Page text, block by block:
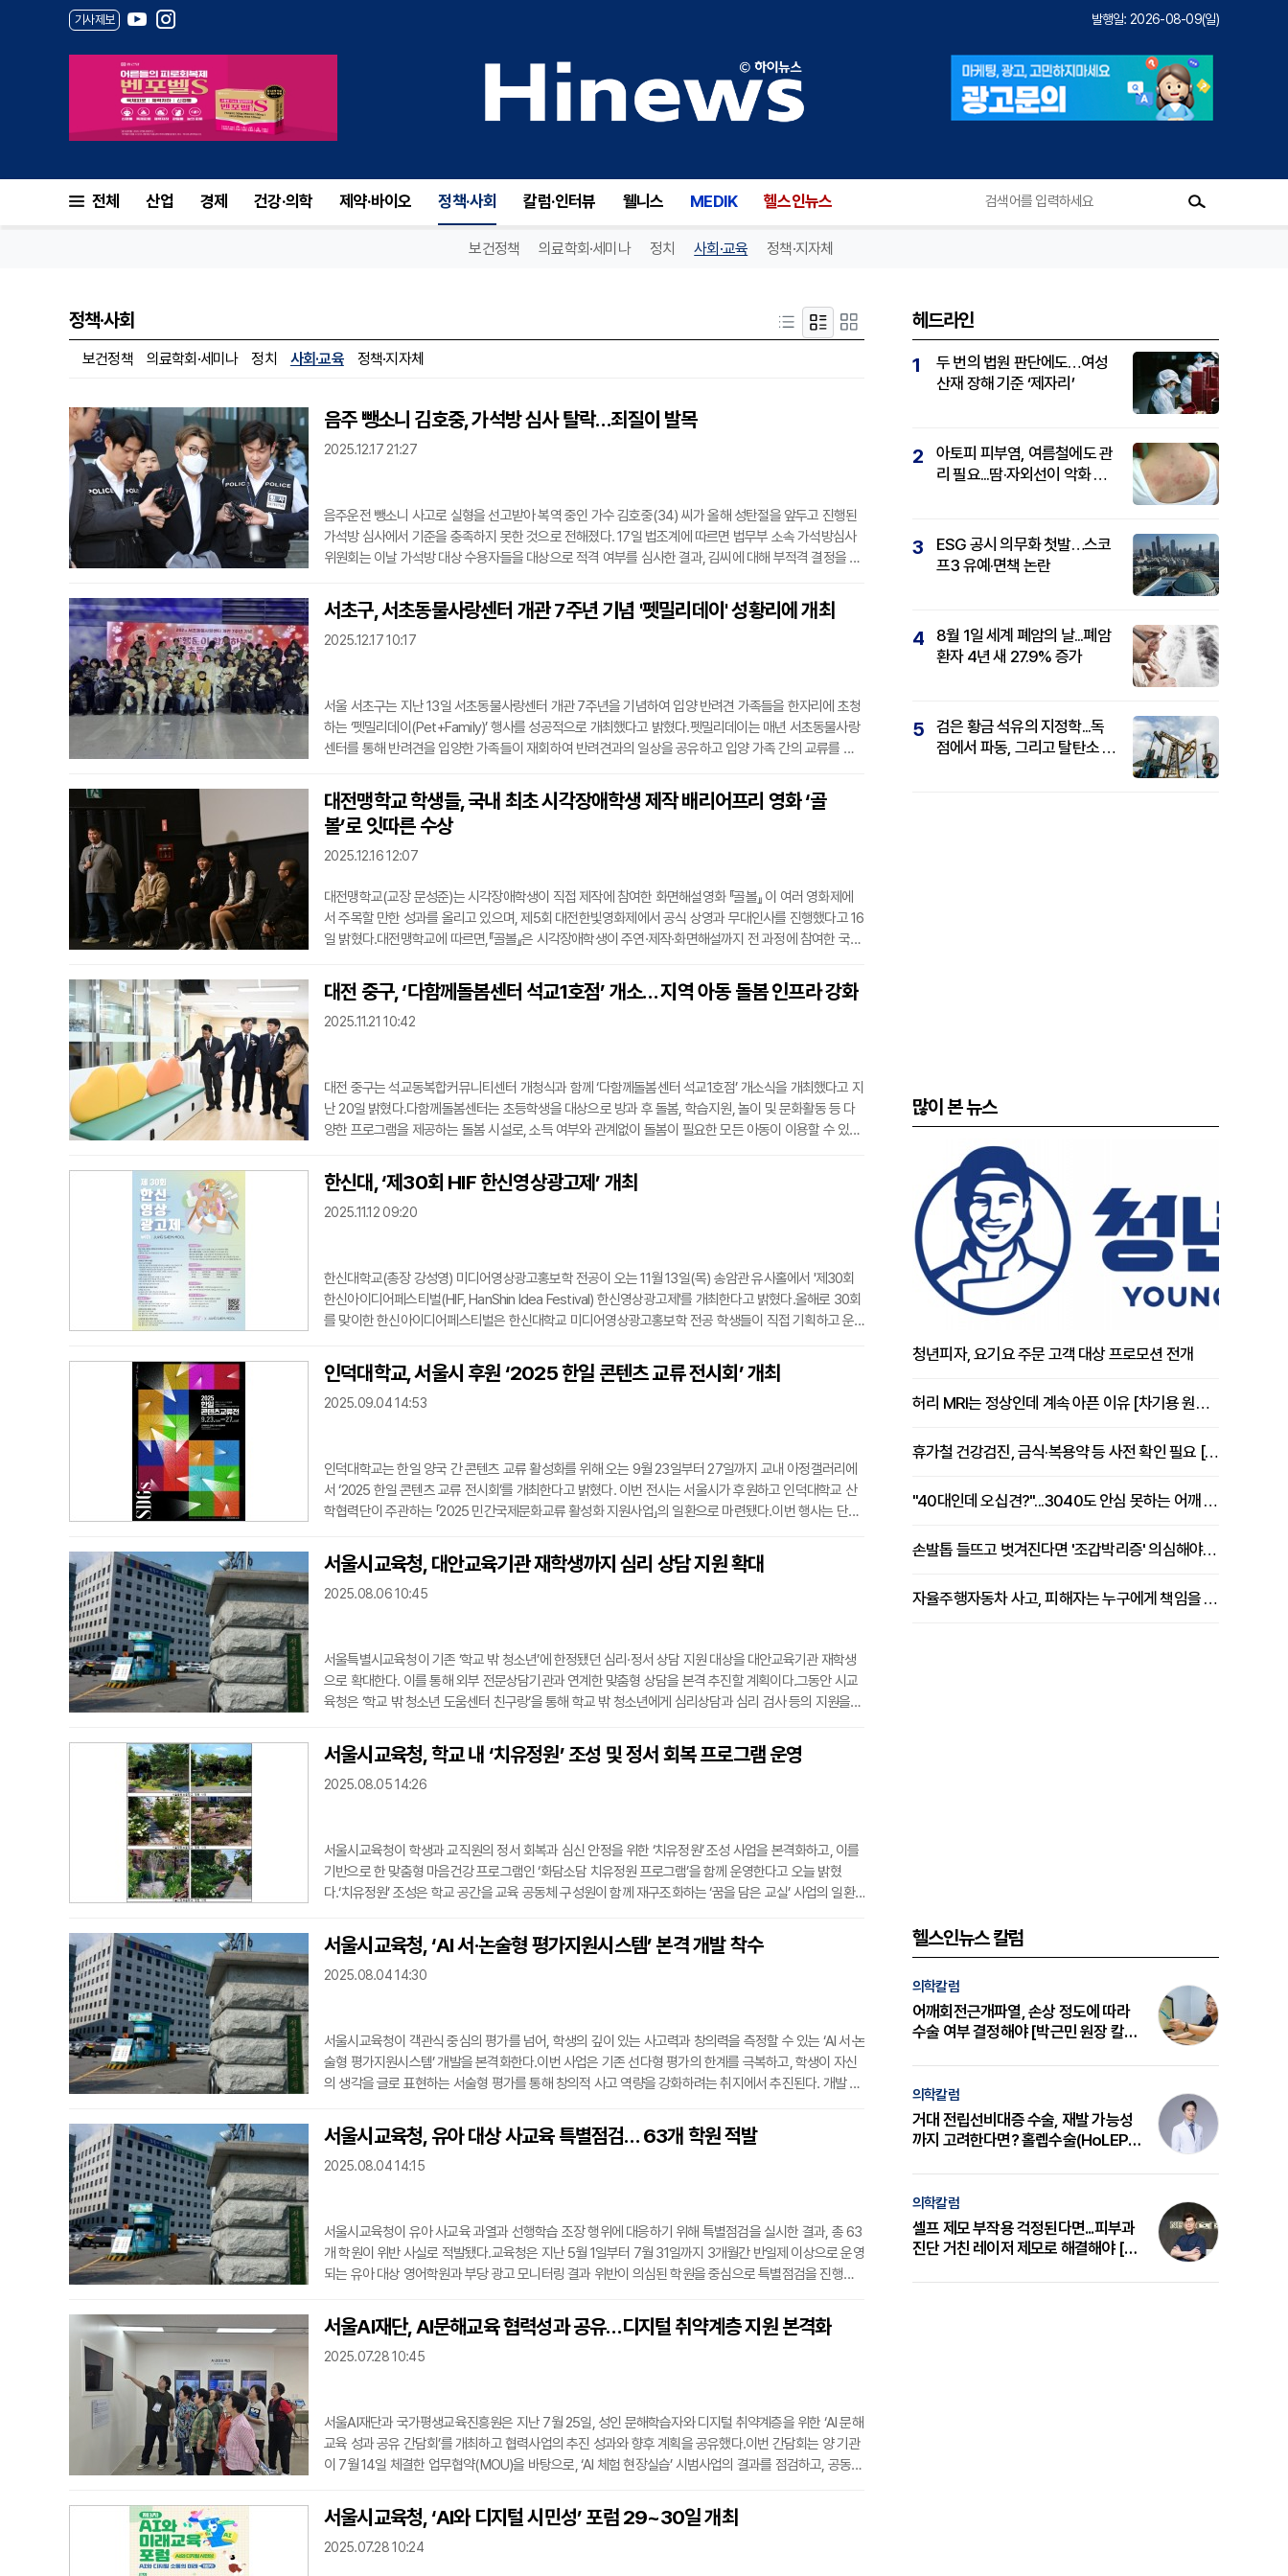
기사제보 발행일: 2026-08-09(일)
전체 산업 경제 건강·의학 제약·바이오 정책·사회 칼럼·인터뷰 웰니스 MEDIK 헬스인뉴스
보건정책 의료학회·세미나 정치 사회·교육 정책·지자체
정책·사회
보건정책 의료학회·세미나 정치 사회·교육 정책·지자체
음주 뺑소니 김호중, 가석방 심사 탈락…죄질이 발목
2025.12.17 21:27
음주운전 뺑소니 사고로 실형을 선고받아 복역 중인 가수 김호중(34) 씨가 올해 성탄절을 앞두고 진행된
가석방 심사에서 기준을 충족하지 못한 것으로 전해졌다. 17일 법조계에 따르면 법무부 소속 가석방심사
위원회는 이날 가석방 대상 수용자들을 대상으로 적격 여부를 심사한 결과, 김씨에 대해 부적격 결정을 내
형자의 경우 형기의 3분의 1을 경과하면 가석방 심사를 받을 수 있도록 규정하고 있다. 김씨 역시 관련 규
정에 따라 자동으로 심사 대상에 포함됐으나, 범행의 경위와 죄질, 재범 위험성 등을 종합적으로 고려한 결
과 가석방
서초구, 서초동물사랑센터 개관 7주년 기념 '펫밀리데이' 성황리에 개최
2025.12.17 10:17
서울 서초구는 지난 13일 서초동물사랑센터 개관 7주년을 기념하여 입양 반려견 가족들을 한자리에 초청
하는 ‘펫밀리데이(Pet+Family)’ 행사를 성공적으로 개최했다고 밝혔다.펫밀리데이는 매년 서초동물사랑
센터를 통해 반려견을 입양한 가족들이 재회하여 반려견과의 일상을 공유하고 입양 가족 간의 교류를 확
감을 느끼는 뜻깊은 시간을 가졌다.이날 행사장에는 반려견과 함께 기념사진을 촬영할 수 있는 포토존을
비롯해, 반려견 관련 지식을 나누는 퀴즈 프로그램인 반려견 빙고, 그리고 팀별 화합을 도모하는 각종 게임
등 반려견과
대전맹학교 학생들, 국내 최초 시각장애학생 제작 배리어프리 영화 ‘골
볼’로 잇따른 수상
2025.12.16 12:07
대전맹학교(교장 문성준)는 시각장애학생이 직접 제작에 참여한 화면해설영화 『골볼』 이 여러 영화제에
서 주목할 만한 성과를 올리고 있으며, 제5회 대전한빛영화제에서 공식 상영과 무대인사를 진행했다고 16
일 밝혔다.대전맹학교에 따르면,『골볼』은 시각장애학생이 주연·제작·화면해설까지 전 과정에 참여한 국내
설 원고 작성과 검수 등 전체 제작에 참여하며 작품을 완성했다. 영화는 시력을 잃어가던 한 학생이 골볼을
통해 용기와 자존감을 회복하는 과정을 다뤘으며, 실제 전국 골볼대회 우승 경험이 있는 학생 선수들이 주
대전 중구, ‘다함께돌봄센터 석교1호점’ 개소… 지역 아동 돌봄 인프라 강화
2025.11.21 10:42
대전 중구는 석교동복합커뮤니티센터 개청식과 함께 ‘다함께돌봄센터 석교1호점’ 개소식을 개최했다고 지
난 20일 밝혔다.다함께돌봄센터는 초등학생을 대상으로 방과 후 돌봄, 학습지원, 놀이 및 문화활동 등 다
양한 프로그램을 제공하는 돌봄 시설로, 소득 여부와 관계없이 돌봄이 필요한 모든 아동이 이용할 수 있는
설치돼 지역사회 기관과의 협력을 바탕으로 보다 폭넓은 돌봄 서비스를 제공할 예정이다.운영을 맡은 통
합놀이학교다동사회적협동조합 이마라 대표는 “놀이는 단순한 활동이 아닌 삶이자 교육이다”라며 “아이
들이 마을
한신대, ‘제30회 HIF 한신영상광고제’ 개최
2025.11.12 09:20
한신대학교(총장 강성영) 미디어영상광고홍보학 전공이 오는 11월 13일(목) 송암관 유사홀에서 '제30회
한신아이디어페스티벌(HIF, HanShin Idea Festival) 한신영상광고제'를 개최한다고 밝혔다.올해로 30회
를 맞이한 한신아이디어페스티벌은 한신대학교 미디어영상광고홍보학 전공 학생들이 직접 기획하고 운
수백 편의 창의적 작품을 배출하며 학생들의 실무 역량 강화와 진로 탐색의 장으로 자리매김해왔다.HIF는
매년 전국의 대학생과 고등학생을 대상으로 광고 기획 및 영상 콘텐츠 공모전을 개최하며, 창의적이고 실
현 가능한 아이디
인덕대학교, 서울시 후원 ‘2025 한일 콘텐츠 교류 전시회’ 개최
2025.09.04 14:53
인덕대학교는 한일 양국 간 콘텐츠 교류 활성화를 위해 오는 9월 23일부터 27일까지 교내 아정갤러리에
서 ‘2025 한일 콘텐츠 교류 전시회’를 개최한다고 밝혔다. 이번 전시는 서울시가 후원하고 인덕대학교 산
학협력단이 주관하는 「2025 민간국제문화교류 활성화 지원사업」의 일환으로 마련됐다.이번 행사는 단순
특히 VR 등 디지털 미디어 작품부터 만화를 통한 유머러스한 표현까지 다양한 연령층의 감성을 겨냥한 콘
텐츠가 준비돼 있으며, 관람은 무료로 누구나 참여할 수 있다.또한 전시는 SDGs(지속가능발전목표)를 주
제로 한 창작
서울시교육청, 대안교육기관 재학생까지 심리 상담 지원 확대
2025.08.06 10:45
서울특별시교육청이 기존 ‘학교 밖 청소년’에 한정됐던 심리·정서 상담 지원 대상을 대안교육기관 재학생
으로 확대한다. 이를 통해 외부 전문상담기관과 연계한 맞춤형 상담을 본격 추진할 계획이다.그동안 시교
육청은 ‘학교 밖 청소년 도움센터 친구랑’을 통해 학교 밖 청소년에게 심리상담과 심리 검사 등의 지원을
불구하고 정신건강 치료비나 상담 연계 등에서 제도적 지원의 사각지대에 놓여 있었다.이에 서울시교육청
은 2025년 제1차 추가경정예산을 통해 관련 예산을 확보하고, ‘친구랑’을 중심으로 대안교육기관 재학생
에게도
서울시교육청, 학교 내 ‘치유정원’ 조성 및 정서 회복 프로그램 운영
2025.08.05 14:26
서울시교육청이 학생과 교직원의 정서 회복과 심신 안정을 위한 ‘치유정원’ 조성 사업을 본격화하고, 이를
기반으로 한 맞춤형 마음건강 프로그램인 ‘화담소담 치유정원 프로그램’을 함께 운영한다고 오늘 밝혔
다.‘치유정원’ 조성은 학교 공간을 교육 공동체 구성원이 함께 재구조화하는 ‘꿈을 담은 교실’ 사업의 일환
하고 변화시키는 것을 목표로 한다.올해 치유정원 사업 대상 학교는 ‘꿈을 담은 교실’ 선정 학교 20개교 중
청계숲유치원, 서울녹천초, 서울청계초, 서울공진초, 서울사당초, 서울신상도초, 구룡중, 옥정중, 서
서울시교육청, ‘AI 서·논술형 평가지원시스템’ 본격 개발 착수
2025.08.04 14:30
서울시교육청이 객관식 중심의 평가를 넘어, 학생의 깊이 있는 사고력과 창의력을 측정할 수 있는 ‘AI 서·논
술형 평가지원시스템’ 개발을 본격화한다.이번 사업은 기존 선다형 평가의 한계를 극복하고, 학생이 자신
의 생각을 글로 표현하는 서술형 평가를 통해 창의적 사고 역량을 강화하려는 취지에서 추진된다. 개발 중
울시교육청은 해당 시스템을 통해 교사의 채점 부담을 줄이고 채점의 객관성과 공정성을 높이는 한편, 디
지털 기반의 신속한 피드백을 제공함으로써 역량 중심 교육과 연계되는 평가 체계를 실현할 수 있을 것으
로 기
서울시교육청, 유아 대상 사교육 특별점검… 63개 학원 적발
2025.08.04 14:15
서울시교육청이 유아 사교육 과열과 선행학습 조장 행위에 대응하기 위해 특별점검을 실시한 결과, 총 63
개 학원이 위반 사실로 적발됐다.교육청은 지난 5월 1일부터 7월 31일까지 3개월간 반일제 이상으로 운영
되는 유아 대상 영어학원과 부당 광고 모니터링 결과 위반이 의심된 학원을 중심으로 특별점검을 진행했
반, 교습생 모집 방식(예: 사전 레벨 테스트 등), 시설 변경 미등록, 게시·표지·고지 사항 위반 등이었다.점
검 결과 총 248개 학원 중 63개 학원이 행정처분 대상에 포함됐다. 이 중 1건은 교습정지, 56건은 시정명
령, 6건
서울AI재단, AI문해교육 협력성과 공유…디지털 취약계층 지원 본격화
2025.07.28 10:45
서울AI재단과 국가평생교육진흥원은 지난 7월 25일, 성인 문해학습자와 디지털 취약계층을 위한 ‘AI 문해
교육 성과 공유 간담회’를 개최하고 협력사업의 추진 성과와 향후 계획을 공유했다.이번 간담회는 양 기관
이 7월 14일 체결한 업무협약(MOU)을 바탕으로, ‘AI 체험 현장실습’ 시범사업의 결과를 점검하고, 공동
의 교육 생태계 구축을 목표로 협력을 추진하고 있으며, 이번 사업을 통해 서울AI재단의 디지털 인프라와
국가평생교육진흥원의 평생학습 체계를 결합한 AI 문해교육 콘텐츠 기획·운영 체계를 마련할 계획이다.협
력 내
서울시교육청, ‘AI와 디지털 시민성’ 포럼 29~30일 개최
2025.07.28 10:24
헤드라인
1
두 번의 법원 판단에도…여성
산재 장해 기준 ‘제자리’
2
아토피 피부염, 여름철에도 관
리 필요...땀·자외선이 악화 요
3
ESG 공시 의무화 첫발…스코
프3 유예·면책 논란
4
8월 1일 세계 폐암의 날...폐암
환자 4년 새 27.9% 증가
5
검은 황금 석유의 지정학...독
점에서 파동, 그리고 탈탄소 패
많이 본 뉴스
청년피자, 요기요 주문 고객 대상 프로모션 전개
허리 MRI는 정상인데 계속 아픈 이유 [차기용 원장 칼럼]
휴가철 건강검진, 금식·복용약 등 사전 확인 필요 [정도감 원장 칼럼]
"40대인데 오십견?"...3040도 안심 못하는 어깨 유착성 관절낭염
손발톱 들뜨고 벗겨진다면 '조갑박리증' 의심해야 [김철윤 원장 칼럼]
자율주행자동차 사고, 피해자는 누구에게 책임을 물을 수 있을까
헬스인뉴스 칼럼
의학칼럼
어깨회전근개파열, 손상 정도에 따라
수술 여부 결정해야 [박근민 원장 칼
의학칼럼
거대 전립선비대증 수술, 재발 가능성
까지 고려한다면? 홀렙수술(HoLEP)
의학칼럼
셀프 제모 부작용 걱정된다면...피부과
진단 거친 레이저 제모로 해결해야 [변